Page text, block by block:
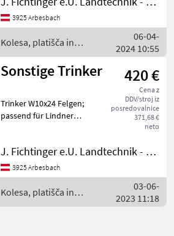
luknje 161, premer luknje
21, 5 mm za kolesne vijake s
stožcem za var
3925 Arbesbach
Kolesa, platišča in
pnevmatike / Sonstige
06-04-
2024 10:55
Sonstige Trinker 420 €
Cena z
DDV/stroj iz
posredovalnice
371,68 €
neto
Trinker W10x24 Felgen;
passend für Lindner
€420, -- Tip stroja: Traktorji,
Brez cevi (TL), Premer
obroča: 24 palcev
J. Fichtinger e.U. Landtechnik - Metalltechnik
3925 Arbesbach
Kolesa, platišča in
pnevmatike / Sonstige
03-06-
2023 11:18